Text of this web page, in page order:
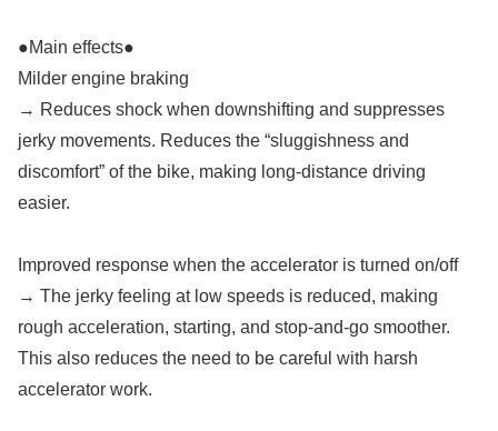
●Main effects●
Milder engine braking
→ Reduces shock when downshifting and suppresses
jerky movements. Reduces the “sluggishness and
discomfort” of the bike, making long-distance driving
easier.
Improved response when the accelerator is turned on/off
→ The jerky feeling at low speeds is reduced, making
rough acceleration, starting, and stop-and-go smoother.
This also reduces the need to be careful with harsh
accelerator work.